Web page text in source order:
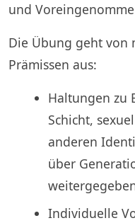
und
Die Übung geht von
Prämissen aus:
Haltungen zu
Schicht,
anderen
über
Individuelle